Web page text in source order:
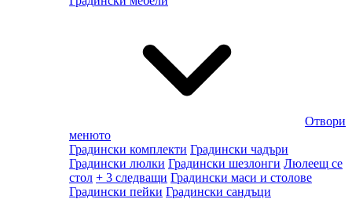
Отвори
менюто
Градински комплекти Градински чадъри
Градински люлки Градински шезлонги Люлеещ се
стол + 3 следващи Градински маси и столове
Градински пейки Градински сандъци